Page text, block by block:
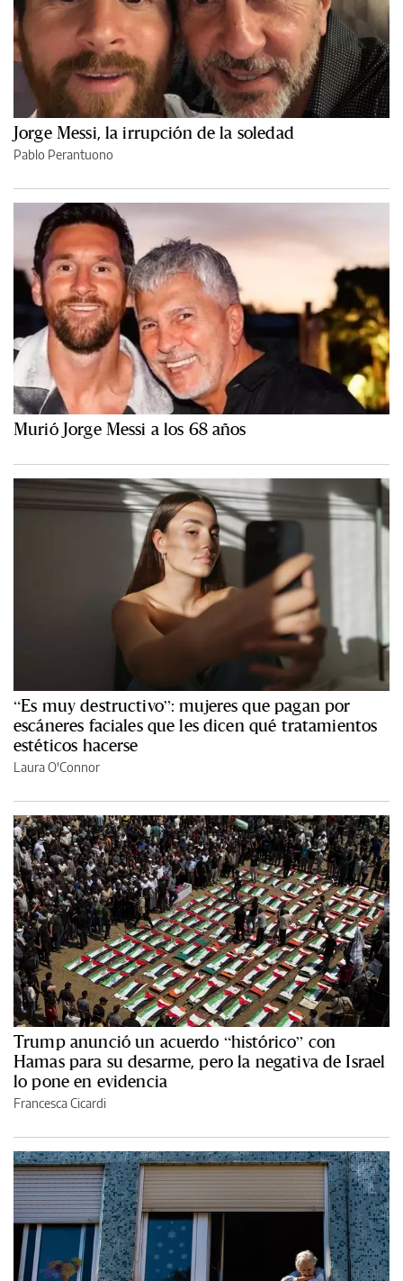
Jorge Messi, la irrupción de la soledad
Pablo Perantuono
Murió Jorge Messi a los 68 años
“Es muy destructivo”: mujeres que pagan por
escáneres faciales que les dicen qué tratamientos
estéticos hacerse
Laura O'Connor
Trump anunció un acuerdo “histórico” con
Hamas para su desarme, pero la negativa de Israel
lo pone en evidencia
Francesca Cicardi